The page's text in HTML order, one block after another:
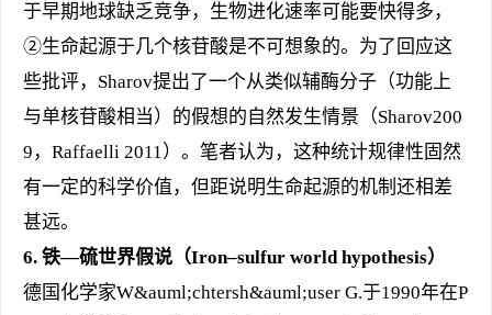
于早期地球缺乏竞争，生物进化速率可能要快得多，
②生命起源于几个核苷酸是不可想象的。为了回应这
些批评，Sharov提出了一个从类似辅酶分子（功能上
与单核苷酸相当）的假想的自然发生情景（Sharov200
9，Raffaelli 2011）。笔者认为，这种统计规律性固然
有一定的科学价值，但距说明生命起源的机制还相差
甚远。
6. 铁—硫世界假说 （Iron–sulfur world hypothesis）
德国化学家W&auml;chtersh&auml;user G.于1990年在P